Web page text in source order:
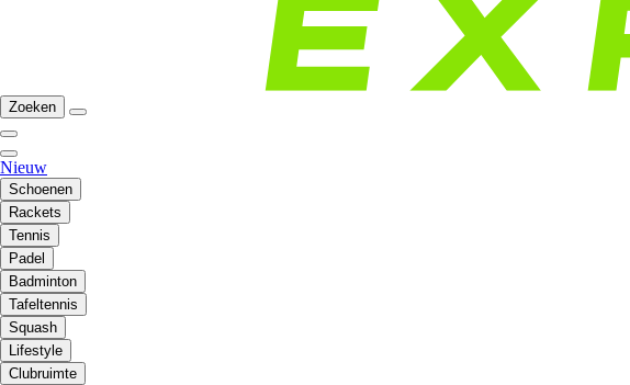
Zoeken
Nieuw
Schoenen
Rackets
Tennis
Padel
Badminton
Tafeltennis
Squash
Lifestyle
Clubruimte